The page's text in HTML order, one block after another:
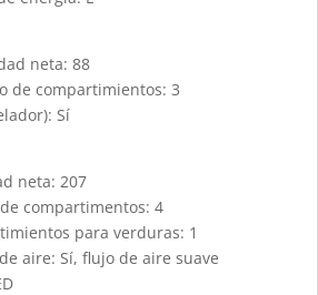
neta: 88
de compartimientos: 3
Sí
neta: 207
compartimentos: 4
para verduras: 1
aire: Sí, flujo de aire suave